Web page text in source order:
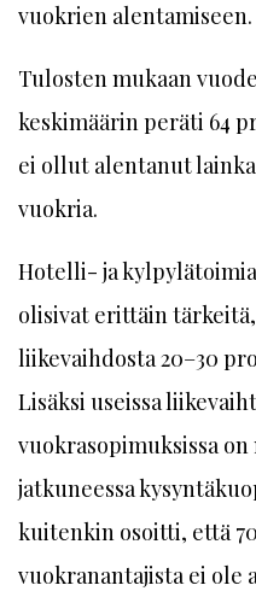
vuokrien alentamiseen.
Tulosten mukaan
keskimäärin peräti 64
ei ollut alentanut
vuokria.
Hotelli- ja
olisivat erittäin
liikevaihdosta 20–30
Lisäksi useissa
vuokrasopimuksissa
jatkuneessa
kuitenkin osoitti, että
vuokranantajista ei